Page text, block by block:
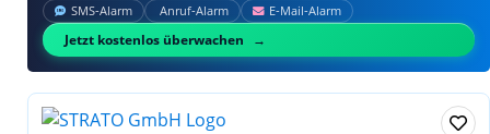
SMS‑Alarm Anruf‑Alarm E‑Mail‑Alarm
Jetzt kostenlos überwachen